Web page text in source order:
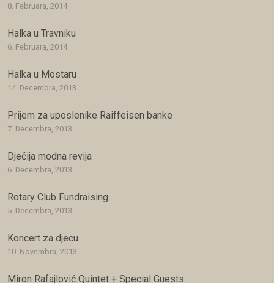
8. Februara, 2014
Halka u Travniku
6. Februara, 2014
Halka u Mostaru
14. Decembra, 2013
Prijem za uposlenike Raiffeisen banke
7. Decembra, 2013
Dječija modna revija
6. Decembra, 2013
Rotary Club Fundraising
5. Decembra, 2013
Koncert za djecu
10. Novembra, 2013
Miron Rafajlović Quintet + Special Guests